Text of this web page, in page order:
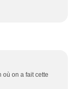
où on a fait cette